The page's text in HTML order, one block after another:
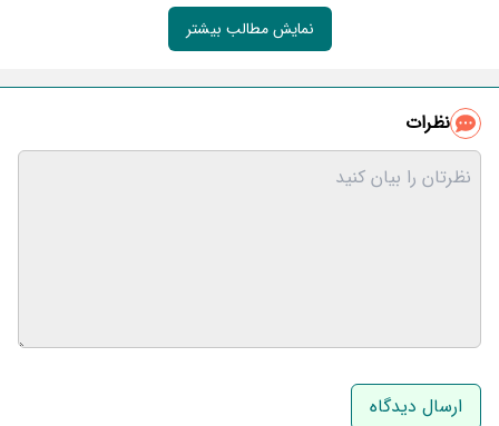
نمایش مطالب بیشتر
نظرات
نام و نام خانوادگی